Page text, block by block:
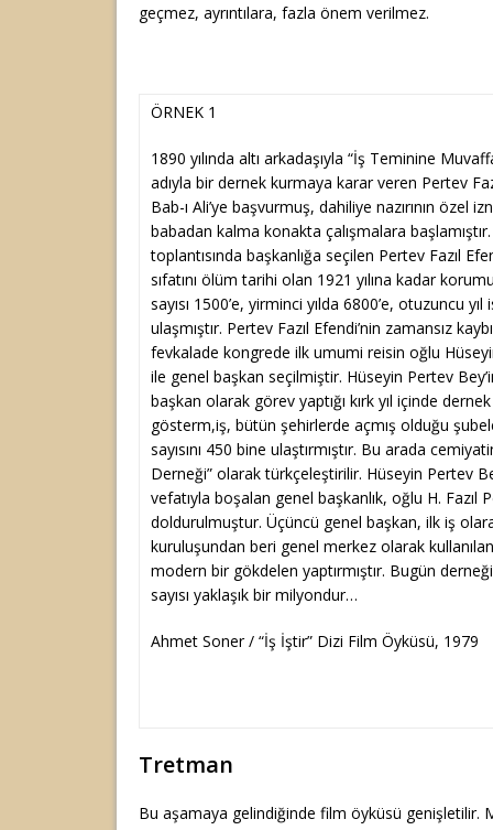
geçmez, ayrıntılara, fazla önem verilmez.
ÖRNEK 1
1890 yılında altı arkadaşıyla “İş Teminine
adıyla bir dernek kurmaya karar veren Pertev
Bab-ı Ali’ye başvurmuş, dahiliye nazırının özel
babadan kalma konakta çalışmalara
toplantısında başkanlığa seçilen Pertev Fazıl
sıfatını ölüm tarihi olan 1921 yılına kadar
sayısı 1500’e, yirminci yılda 6800’e, otuzuncu
ulaşmıştır. Pertev Fazıl Efendi’nin zamansız
fevkalade kongrede ilk umumi reisin oğlu
ile genel başkan seçilmiştir. Hüseyin Pertev
başkan olarak görev yaptığı kırk yıl içinde
gösterm,iş, bütün şehirlerde açmış olduğu
sayısını 450 bine ulaştırmıştır. Bu arada
Derneği” olarak türkçeleştirilir. Hüseyin Pertev
vefatıyla boşalan genel başkanlık, oğlu H. Fazıl
doldurulmuştur. Üçüncü genel başkan, ilk iş
kuruluşundan beri genel merkez olarak kullanılan
modern bir gökdelen yaptırmıştır. Bugün
sayısı yaklaşık bir milyondur…
Ahmet Soner / “İş İştir” Dizi Film Öyküsü, 1979
Tretman
Bu aşamaya gelindiğinde film öyküsü genişletilir.